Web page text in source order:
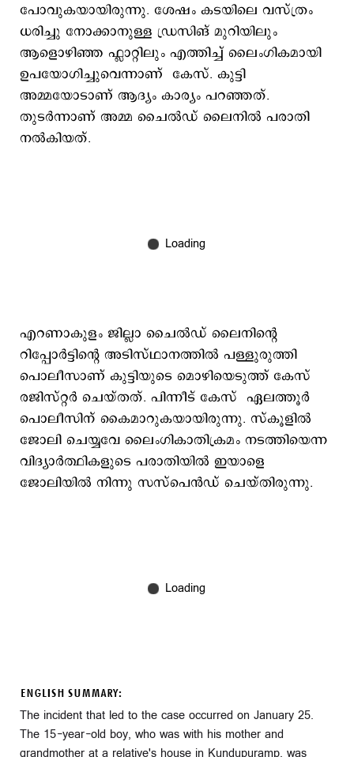
പോവുകയായിരുന്നു. ശേഷം കടയിലെ വസ്ത്രം
ധരിച്ചു നോക്കാനുള്ള ഡ്രസിങ് മുറിയിലും
ആളൊഴിഞ്ഞ ഫ്ലാറ്റിലും എത്തിച്ച് ലൈം​ഗികമായി
ഉപയോ​ഗിച്ചുവെന്നാണ് കേസ്. കുട്ടി
അമ്മയോടാണ് ആദ്യം കാര്യം പറഞ്ഞത്.
തുടർന്നാണ് അമ്മ ചൈൽഡ് ലൈനിൽ പരാതി
നൽകിയത്.
എറണാകുളം ജില്ലാ ചൈൽഡ് ലൈനിന്റെ
റിപ്പോർട്ടിന്റെ അടിസ്ഥാനത്തിൽ പള്ളുരുത്തി
പൊലീസാണ് കുട്ടിയുടെ മൊഴിയെടുത്ത് കേസ്
രജിസ്റ്റർ ചെയ്തത്. പിന്നീട് കേസ് ഏലത്തൂർ
പൊലീസിന് കൈമാറുകയായിരുന്നു. സ്‌കൂളിൽ
ജോലി ചെയ്യവേ ലൈംഗികാതിക്രമം നടത്തിയെന്ന
വിദ്യാർത്ഥികളുടെ പരാതിയിൽ ഇയാളെ
ജോലിയിൽ നിന്നു സസ്‌പെൻഡ് ചെയ്തിരുന്നു.
ENGLISH SUMMARY:
The incident that led to the case occurred on January 25.
The 15-year-old boy, who was with his mother and
grandmother at a relative's house in Kundupuramp, was